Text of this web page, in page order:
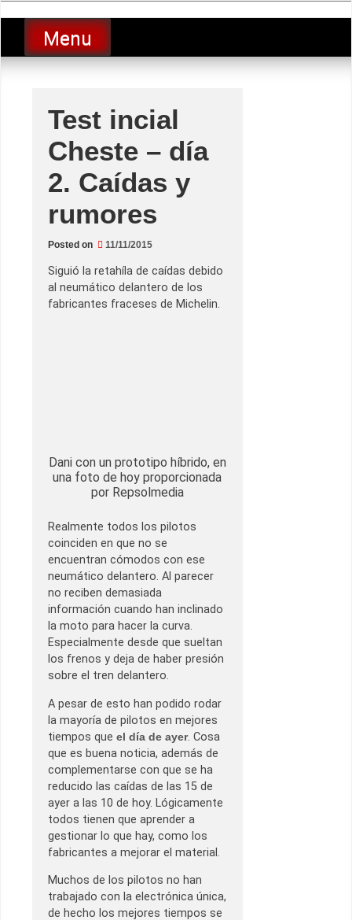
to
contentLucio Lopez GP
luciolopezgp
Menu
Test incial
Cheste – día
2. Caídas y
rumores
Posted on 11/11/2015
Siguió la retahíla de caídas debido
al neumático delantero de los
fabricantes fraceses de Michelin.
Dani con un prototipo híbrido, en
una foto de hoy proporcionada
por Repsolmedia
Realmente todos los pilotos
coinciden en que no se
encuentran cómodos con ese
neumático delantero. Al parecer
no reciben demasiada
información cuando han inclinado
la moto para hacer la curva.
Especialmente desde que sueltan
los frenos y deja de haber presión
sobre el tren delantero.
A pesar de esto han podido rodar
la mayoría de pilotos en mejores
tiempos que el día de ayer. Cosa
que es buena noticia, además de
complementarse con que se ha
reducido las caídas de las 15 de
ayer a las 10 de hoy. Lógicamente
todos tienen que aprender a
gestionar lo que hay, como los
fabricantes a mejorar el material.
Muchos de los pilotos no han
trabajado con la electrónica única,
de hecho los mejores tiempos se